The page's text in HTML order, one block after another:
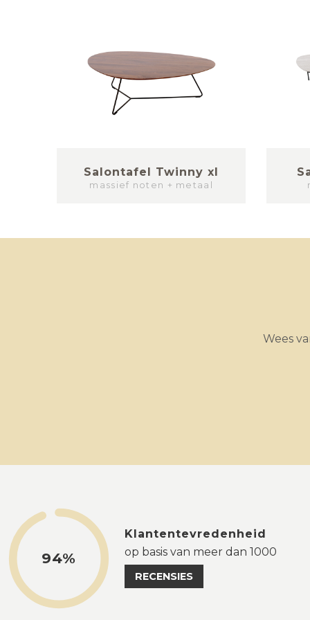
Salontafel Twinny xl
massief noten + metaal
Wees
94%
Klantentevredenheid
op basis van meer dan 1000
RECENSIES